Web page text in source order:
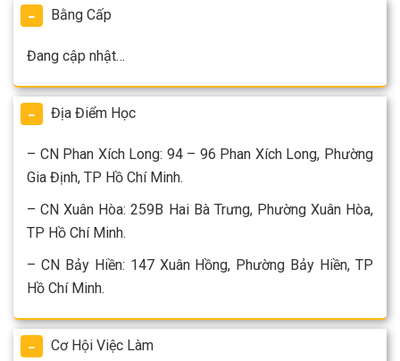
Bằng Cấp
Đang cập nhật…
Địa Điểm Học
– CN Phan Xích Long: 94 – 96 Phan Xích Long, Phường
Gia Định, TP Hồ Chí Minh.
– CN Xuân Hòa: 259B Hai Bà Trưng, Phường Xuân Hòa,
TP Hồ Chí Minh.
– CN Bảy Hiền: 147 Xuân Hồng, Phường Bảy Hiền, TP
Hồ Chí Minh.
Cơ Hội Việc Làm